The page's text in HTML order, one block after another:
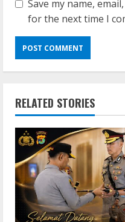
Save my name,
for the next time I
RELATED STORIES